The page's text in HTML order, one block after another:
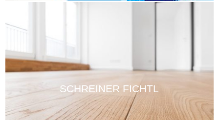
SCHREINER FICHTL